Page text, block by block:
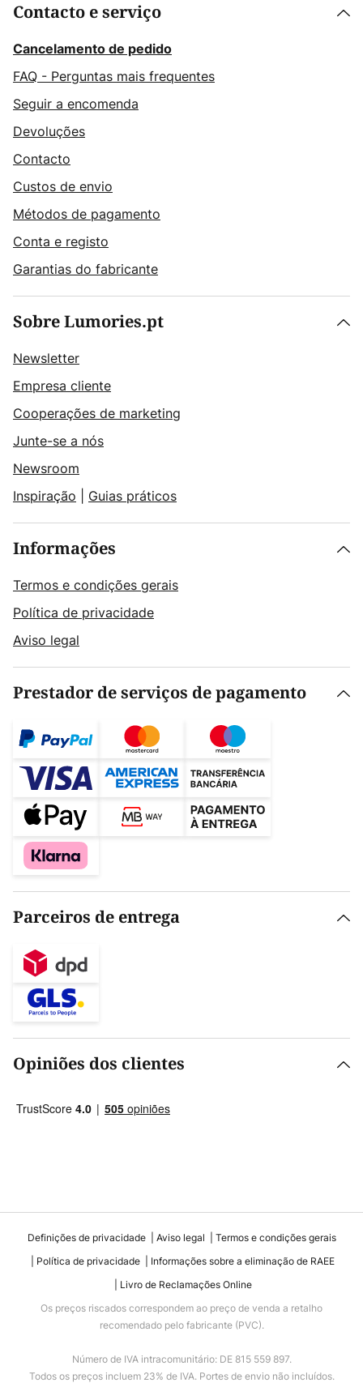
Contacto e serviço
Cancelamento de pedido
FAQ - Perguntas mais frequentes
Seguir a encomenda
Devoluções
Contacto
Custos de envio
Métodos de pagamento
Conta e registo
Garantias do fabricante
Sobre Lumories.pt
Newsletter
Empresa cliente
Cooperações de marketing
Junte-se a nós
Newsroom
Inspiração
Guias práticos
Informações
Termos e condições gerais
Política de privacidade
Aviso legal
Prestador de serviços de pagamento
Parceiros de entrega
Opiniões dos clientes
Definições de privacidade Aviso legal
Termos e condições gerais
Política de privacidade
Informações sobre a eliminação de RAEE
Livro de Reclamações Online
Os preços riscados correspondem ao preço de venda a retalho
recomendado pelo fabricante (PVC).
Número de IVA intracomunitário: DE 815 559 897.
Todos os preços incluem 23% de IVA. Portes de envio não incluídos.